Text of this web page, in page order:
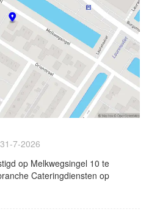
7-2026
op Melkwegsingel 10 te
Cateringdiensten op